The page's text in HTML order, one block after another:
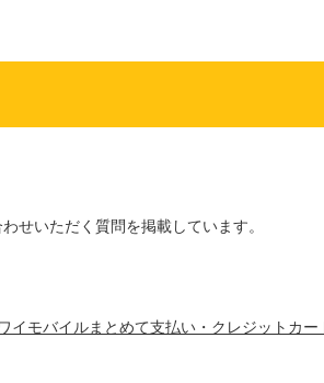
せいただく質問を掲載しています。
モバイルまとめて支払い・クレジットカー